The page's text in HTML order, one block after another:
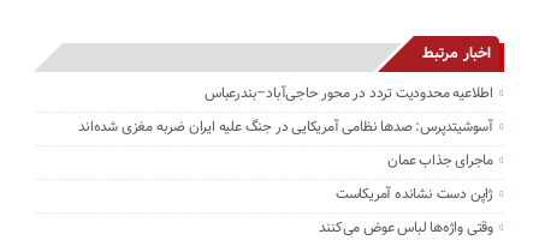
اخبار مرتبط
اطلاعیه محدودیت تردد در محور حاجی‌آباد–بندرعباس
آسوشیتدپرس: صدها نظامی آمریکایی در جنگ علیه ایران ضربه مغزی شده‌اند
ماجرای جذاب عمان
ژاپن دست نشانده آمریکاست
وقتی واژه‌ها لباس عوض می‌کنند